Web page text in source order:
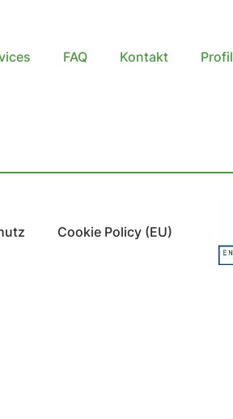
FAQ Kontakt Profil
Cookie Policy (EU)